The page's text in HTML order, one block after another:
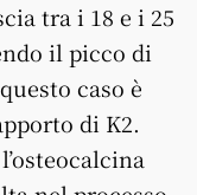
tra i 18 e i 25
il picco di
caso è
di K2.